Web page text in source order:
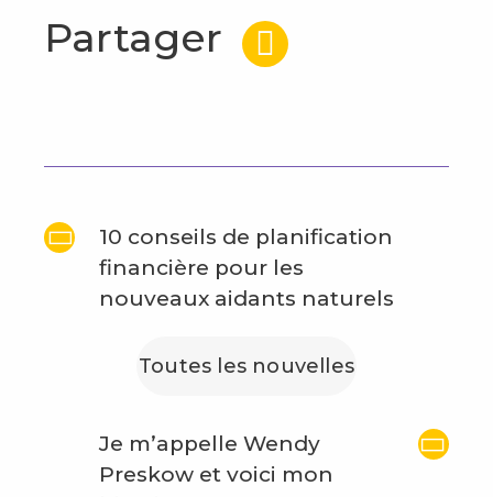
Partager
10 conseils de planification
financière pour les
nouveaux aidants naturels
Toutes les nouvelles
Je m’appelle Wendy
Preskow et voici mon